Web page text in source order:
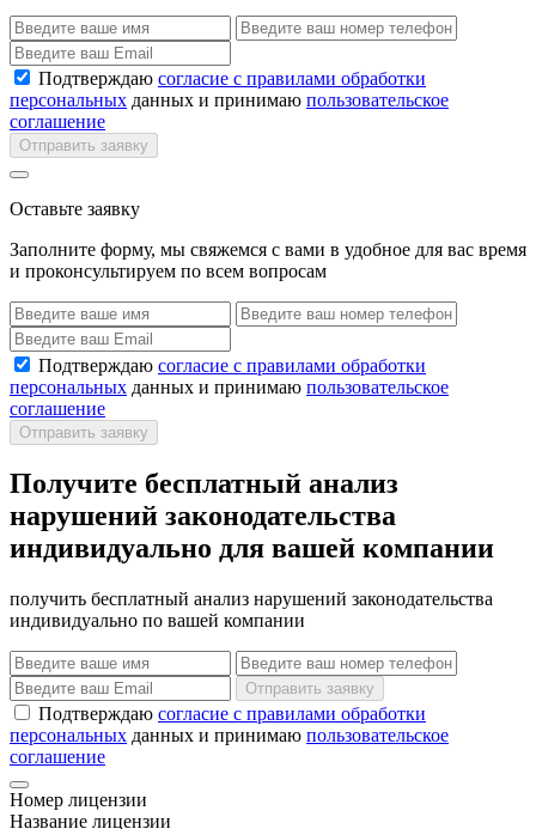
Подтверждаю согласие с правилами обработки
персональных данных и принимаю пользовательское
соглашение
Отправить заявку
Оставьте заявку
Заполните форму, мы свяжемся с вами в удобное для вас время
и проконсультируем по всем вопросам
Подтверждаю согласие с правилами обработки
персональных данных и принимаю пользовательское
соглашение
Отправить заявку
Получите бесплатный анализ
нарушений законодательства
индивидуально для вашей компании
получить бесплатный анализ нарушений законодательства
индивидуально по вашей компании
Отправить заявку
Подтверждаю согласие с правилами обработки
персональных данных и принимаю пользовательское
соглашение
Номер лицензии
Название лицензии